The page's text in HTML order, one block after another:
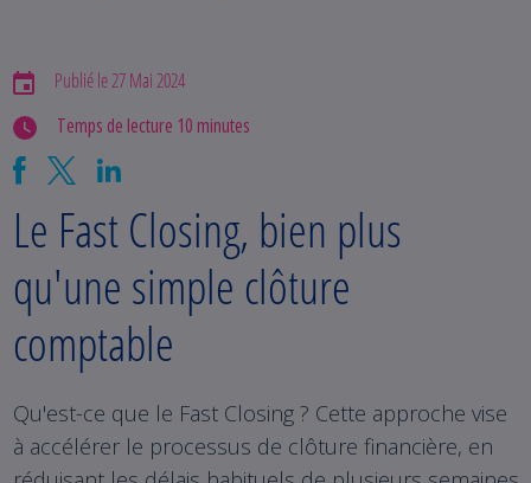
Publié le 27 Mai 2024
Temps de lecture 10 minutes
Le Fast Closing, bien plus
qu'une simple clôture
comptable
Qu'est-ce que le Fast Closing ? Cette approche vise
à accélérer le processus de clôture financière, en